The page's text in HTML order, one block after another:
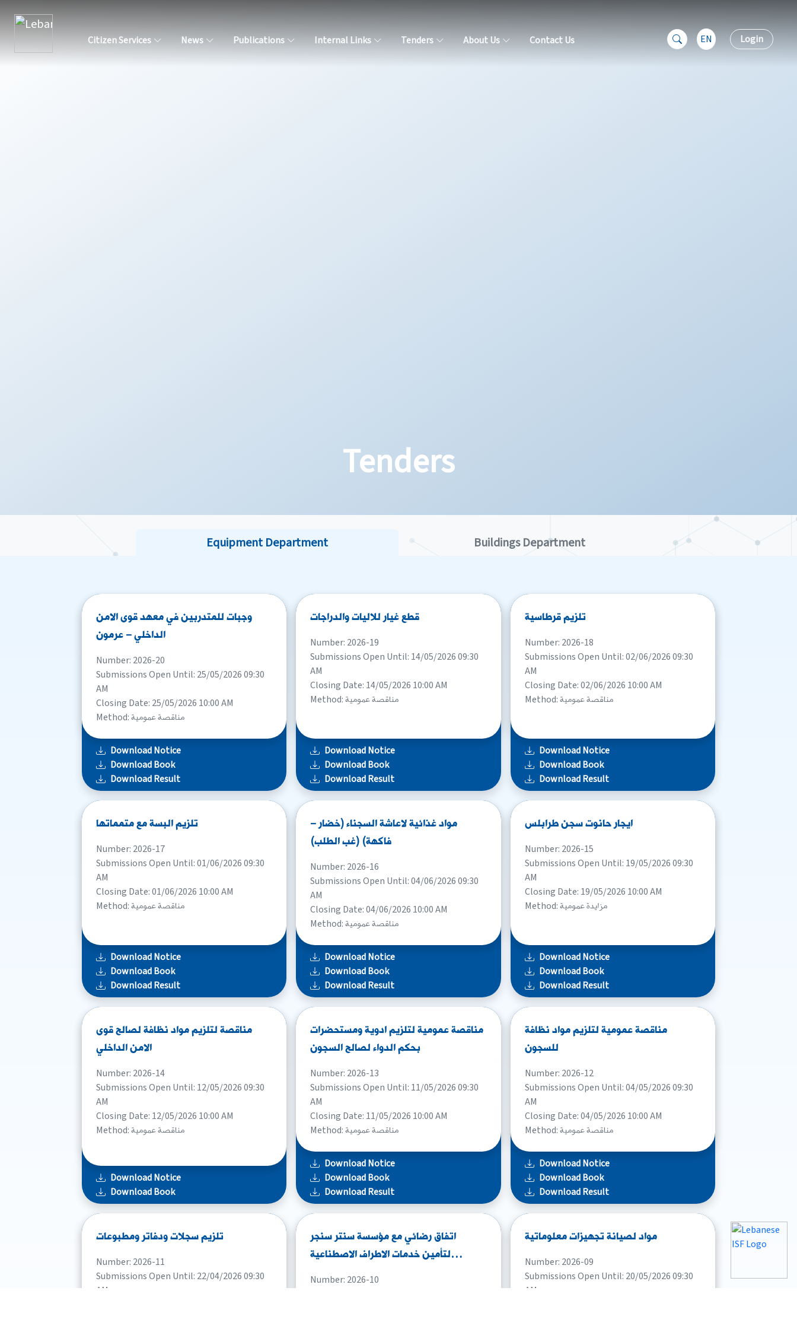
Citizen Services News Publications Internal Links Tenders About Us Contact Us EN Login
Tenders
Equipment Department Buildings Department
وجبات للمتدربين في معهد قوى الامن
الداخلي – عرمون
Number: 2026-20
Submissions Open Until: 25/05/2026 09:30
AM
Closing Date: 25/05/2026 10:00 AM
Method: مناقصة عمومية
Download Notice
Download Book
Download Result
قطع غيار للاليات والدراجات
Number: 2026-19
Submissions Open Until: 14/05/2026 09:30
AM
Closing Date: 14/05/2026 10:00 AM
Method: مناقصة عمومية
Download Notice
Download Book
Download Result
تلزيم قرطاسية
Number: 2026-18
Submissions Open Until: 02/06/2026 09:30
AM
Closing Date: 02/06/2026 10:00 AM
Method: مناقصة عمومية
Download Notice
Download Book
Download Result
تلزيم البسة مع متمماتها
Number: 2026-17
Submissions Open Until: 01/06/2026 09:30
AM
Closing Date: 01/06/2026 10:00 AM
Method: مناقصة عمومية
Download Notice
Download Book
Download Result
مواد غذائية لاعاشة السجناء (خضار –
فاكهة) (غب الطلب)
Number: 2026-16
Submissions Open Until: 04/06/2026 09:30
AM
Closing Date: 04/06/2026 10:00 AM
Method: مناقصة عمومية
Download Notice
Download Book
Download Result
ايجار حانوت سجن طرابلس
Number: 2026-15
Submissions Open Until: 19/05/2026 09:30
AM
Closing Date: 19/05/2026 10:00 AM
Method: مزايدة عمومية
Download Notice
Download Book
Download Result
مناقصة لتلزيم مواد نظافة لصالح قوى
الامن الداخلي
Number: 2026-14
Submissions Open Until: 12/05/2026 09:30
AM
Closing Date: 12/05/2026 10:00 AM
Method: مناقصة عمومية
Download Notice
Download Book
مناقصة عمومية لتلزيم ادوية ومستحضرات
بحكم الدواء لصالح السجون
Number: 2026-13
Submissions Open Until: 11/05/2026 09:30
AM
Closing Date: 11/05/2026 10:00 AM
Method: مناقصة عمومية
Download Notice
Download Book
Download Result
مناقصة عمومية لتلزيم مواد نظافة
للسجون
Number: 2026-12
Submissions Open Until: 04/05/2026 09:30
AM
Closing Date: 04/05/2026 10:00 AM
Method: مناقصة عمومية
Download Notice
Download Book
Download Result
تلزيم سجلات ودفاتر ومطبوعات
Number: 2026-11
Submissions Open Until: 22/04/2026 09:30
AM
اتفاق رضائي مع مؤسسة سنتر سنجر
لتأمين خدمات الاطراف الاصطناعية…
Number: 2026-10
مواد لصيانة تجهيزات معلوماتية
Number: 2026-09
Submissions Open Until: 20/05/2026 09:30
AM